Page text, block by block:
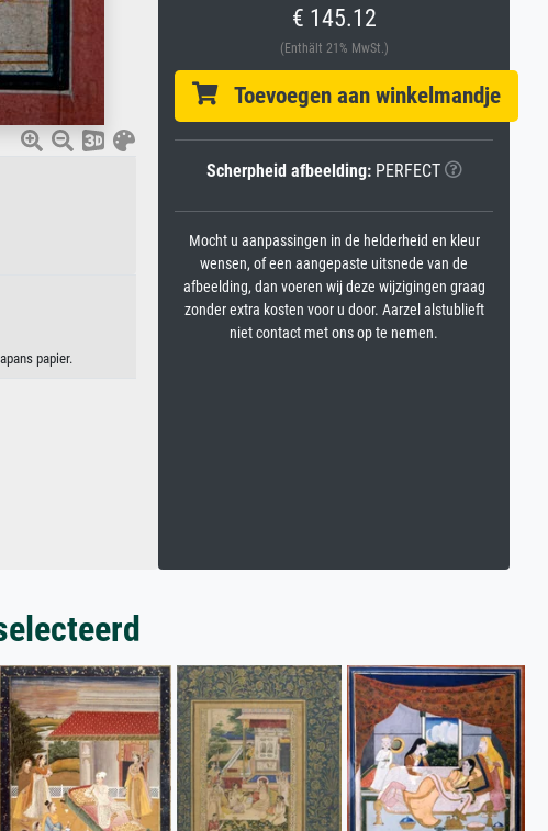
papier.
€ 145.12
(Enthält 21% MwSt.)
Toevoegen aan winkelmandje
Scherpheid afbeelding:PERFECT
Mocht u aanpassingen in de helderheid en kleur
wensen, of een aangepaste uitsnede van de
afbeelding, dan voeren wij deze wijzigingen graag
zonder extra kosten voor u door. Aarzel alstublieft
niet contact met ons op te nemen.